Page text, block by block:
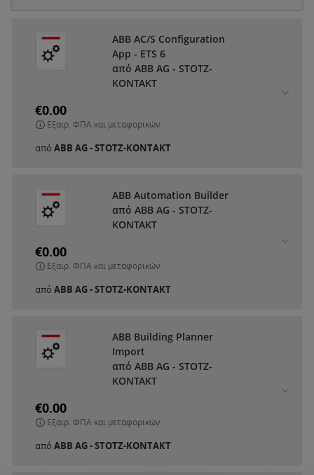
ABB AC/S Configuration
App - ETS 6
από ABB AG - STOTZ-
KONTAKT
€0.00
Εξαιρ. ΦΠΑ και μεταφορικών
από ABB AG - STOTZ-KONTAKT
ABB Automation Builder
από ABB AG - STOTZ-
KONTAKT
€0.00
Εξαιρ. ΦΠΑ και μεταφορικών
από ABB AG - STOTZ-KONTAKT
ABB Building Planner
Import
από ABB AG - STOTZ-
KONTAKT
€0.00
Εξαιρ. ΦΠΑ και μεταφορικών
από ABB AG - STOTZ-KONTAKT